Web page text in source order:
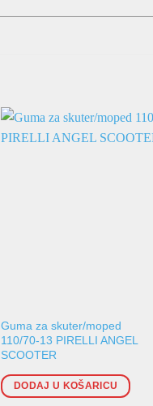
Guma za skuter/moped
110/70-13 PIRELLI ANGEL
SCOOTER
DODAJ U KOŠARICU